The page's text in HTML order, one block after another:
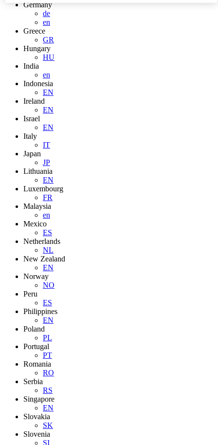
Germany
de
en
Greece
GR
Hungary
HU
India
en
Indonesia
EN
Ireland
EN
Israel
EN
Italy
IT
Japan
JP
Lithuania
EN
Luxembourg
FR
Malaysia
en
Mexico
ES
Netherlands
NL
New Zealand
EN
Norway
NO
Peru
ES
Philippines
EN
Poland
PL
Portugal
PT
Romania
RO
Serbia
RS
Singapore
EN
Slovakia
SK
Slovenia
SI